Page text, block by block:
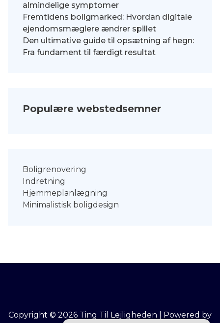
almindelige symptomer
Fremtidens boligmarked: Hvordan digitale
ejendomsmæglere ændrer spillet
Den ultimative guide til opsætning af hegn:
Fra fundament til færdigt resultat
Populære webstedsemner
Boligrenovering
Indretning
Hjemmeplanlægning
Minimalistisk boligdesign
Copyright © 2026 Ting Til Lejligheden | Powered by